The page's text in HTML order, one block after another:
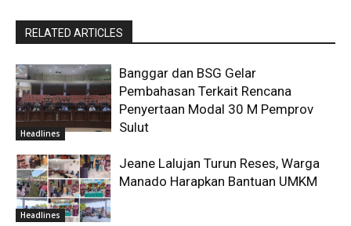
RELATED ARTICLES
Headlines
Banggar dan BSG Gelar
Pembahasan Terkait Rencana
Penyertaan Modal 30 M Pemprov
Sulut
Headlines
Jeane Lalujan Turun Reses, Warga
Manado Harapkan Bantuan UMKM